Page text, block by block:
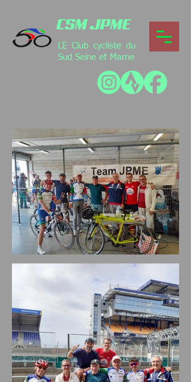
CSM JPME
LE Club cycliste du
Sud Seine et Marne